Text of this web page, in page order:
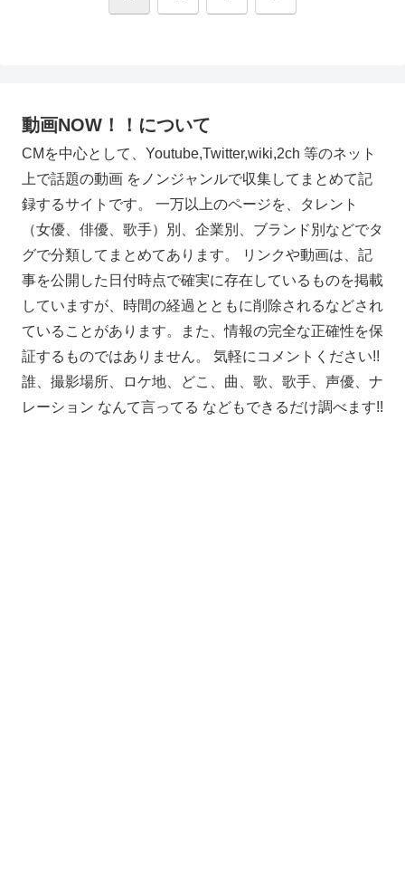
動画NOW！！について
CMを中心として、Youtube,Twitter,wiki,2ch 等のネット
上で話題の動画 をノンジャンルで収集してまとめて記
録するサイトです。 一万以上のページを、タレント
（女優、俳優、歌手）別、企業別、ブランド別などでタ
グで分類してまとめてあります。 リンクや動画は、記
事を公開した日付時点で確実に存在しているものを掲載
していますが、時間の経過とともに削除されるなどされ
ていることがあります。また、情報の完全な正確性を保
証するものではありません。 気軽にコメントください!!
誰、撮影場所、ロケ地、どこ、曲、歌、歌手、声優、ナ
レーション なんて言ってる などもできるだけ調べます!!